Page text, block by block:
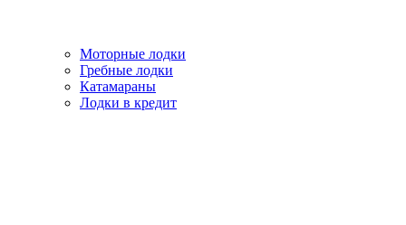
Моторные лодки
Гребные лодки
Катамараны
Лодки в кредит